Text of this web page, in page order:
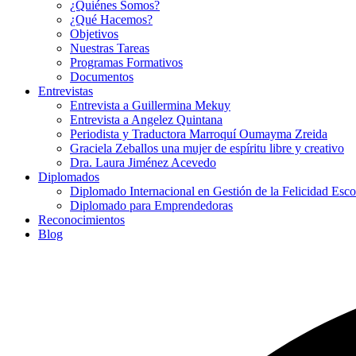
¿Quiénes Somos?
¿Qué Hacemos?
Objetivos
Nuestras Tareas
Programas Formativos
Documentos
Entrevistas
Entrevista a Guillermina Mekuy
Entrevista a Angelez Quintana
Periodista y Traductora Marroquí Oumayma Zreida
Graciela Zeballos una mujer de espíritu libre y creativo
Dra. Laura Jiménez Acevedo
Diplomados
Diplomado Internacional en Gestión de la Felicidad
Diplomado para Emprendedoras
Reconocimientos
Blog